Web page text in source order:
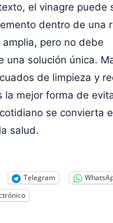
el vinagre puede
dentro de una
amplia, pero no debe
una solución única.
de limpieza y
la mejor forma de
se convierta
salud.
Telegram